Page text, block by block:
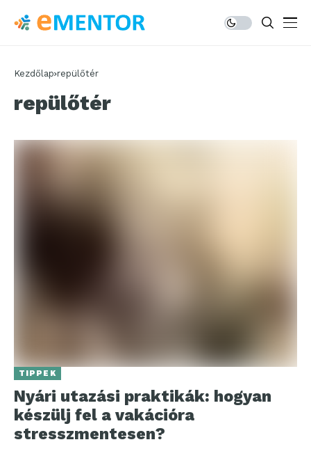
Kezdőlap repülőtér
repülőtér
TIPPEK
Nyári utazási praktikák: hogyan
készülj fel a vakációra
stresszmentesen?